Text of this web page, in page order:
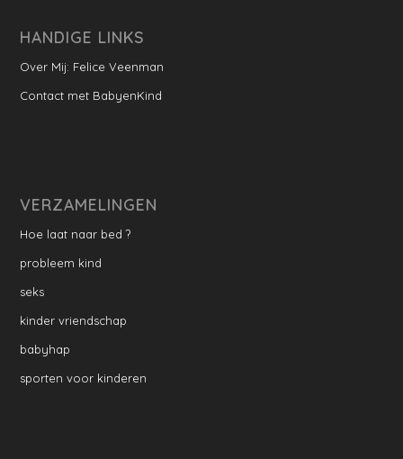
HANDIGE LINKS
Over Mij: Felice Veenman
Contact met BabyenKind
VERZAMELINGEN
Hoe laat naar bed ?
probleem kind
seks
kinder vriendschap
babyhap
sporten voor kinderen